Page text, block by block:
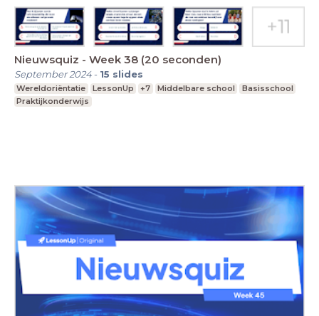
Nieuwsquiz - Week 38 (20 seconden)
September 2024- 15 slides
Wereldoriëntatie LessonUp +7 Middelbare school
Basisschool
Praktijkonderwijs